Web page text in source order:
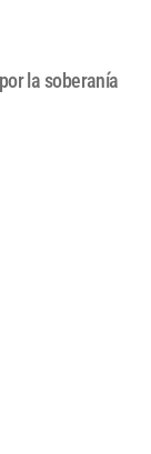
la soberanía